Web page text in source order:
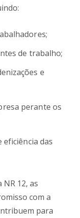
de trabalho;
e
perante os
das
12, as
com a
para